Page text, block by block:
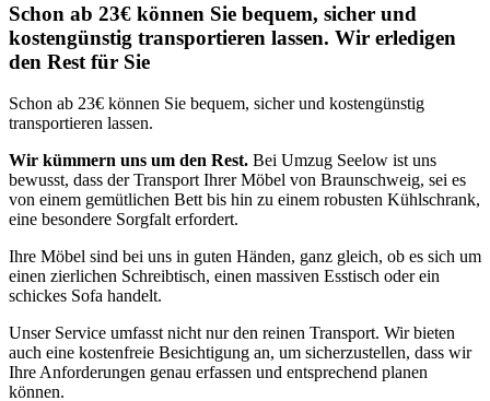
Schon ab 23€ können Sie bequem, sicher und
kostengünstig transportieren lassen. Wir erledigen
den Rest für Sie
Schon ab 23€ können Sie bequem, sicher und kostengünstig
transportieren lassen.
Wir kümmern uns um den Rest. Bei Umzug Seelow ist uns
bewusst, dass der Transport Ihrer Möbel von Braunschweig, sei es
von einem gemütlichen Bett bis hin zu einem robusten Kühlschrank,
eine besondere Sorgfalt erfordert.
Ihre Möbel sind bei uns in guten Händen, ganz gleich, ob es sich um
einen zierlichen Schreibtisch, einen massiven Esstisch oder ein
schickes Sofa handelt.
Unser Service umfasst nicht nur den reinen Transport. Wir bieten
auch eine kostenfreie Besichtigung an, um sicherzustellen, dass wir
Ihre Anforderungen genau erfassen und entsprechend planen
können.